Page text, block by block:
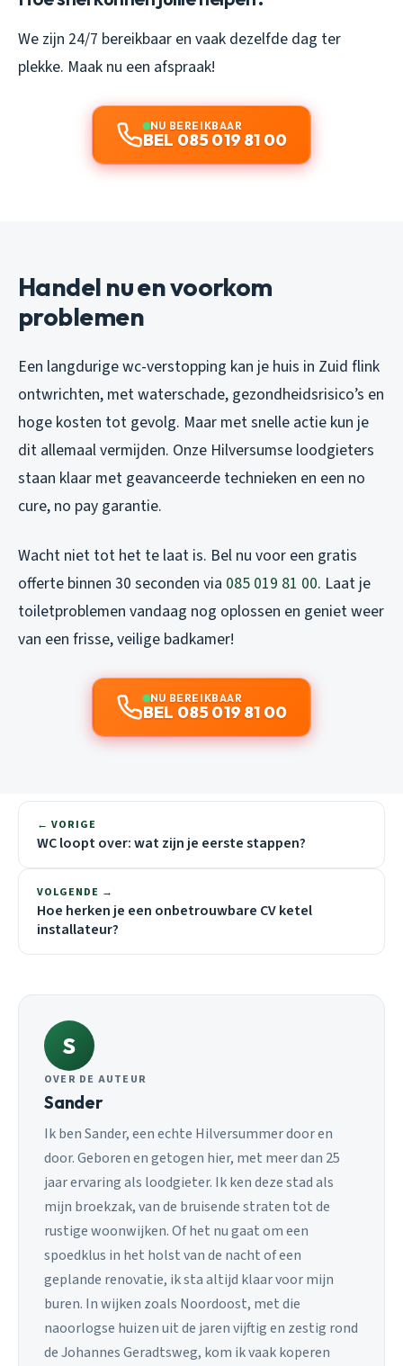
We zijn 24/7 bereikbaar en vaak dezelfde dag ter
plekke. Maak nu een afspraak!
NU BEREIKBAAR
BEL 085 019 81 00
Handel nu en voorkom
problemen
Een langdurige wc-verstopping kan je huis in Zuid flink
ontwrichten, met waterschade, gezondheidsrisico’s en
hoge kosten tot gevolg. Maar met snelle actie kun je
dit allemaal vermijden. Onze Hilversumse loodgieters
staan klaar met geavanceerde technieken en een no
cure, no pay garantie.
Wacht niet tot het te laat is. Bel nu voor een gratis
offerte binnen 30 seconden via 085 019 81 00. Laat je
toiletproblemen vandaag nog oplossen en geniet weer
van een frisse, veilige badkamer!
NU BEREIKBAAR
BEL 085 019 81 00
← VORIGE
WC loopt over: wat zijn je eerste stappen?
VOLGENDE →
Hoe herken je een onbetrouwbare CV ketel
installateur?
S
OVER DE AUTEUR
Sander
Ik ben Sander, een echte Hilversummer door en
door. Geboren en getogen hier, met meer dan 25
jaar ervaring als loodgieter. Ik ken deze stad als
mijn broekzak, van de bruisende straten tot de
rustige woonwijken. Of het nu gaat om een
spoedklus in het holst van de nacht of een
geplande renovatie, ik sta altijd klaar voor mijn
buren. In wijken zoals Noordoost, met die
naoorlogse huizen uit de jaren vijftig en zestig rond
de Johannes Geradtsweg, kom ik vaak koperen